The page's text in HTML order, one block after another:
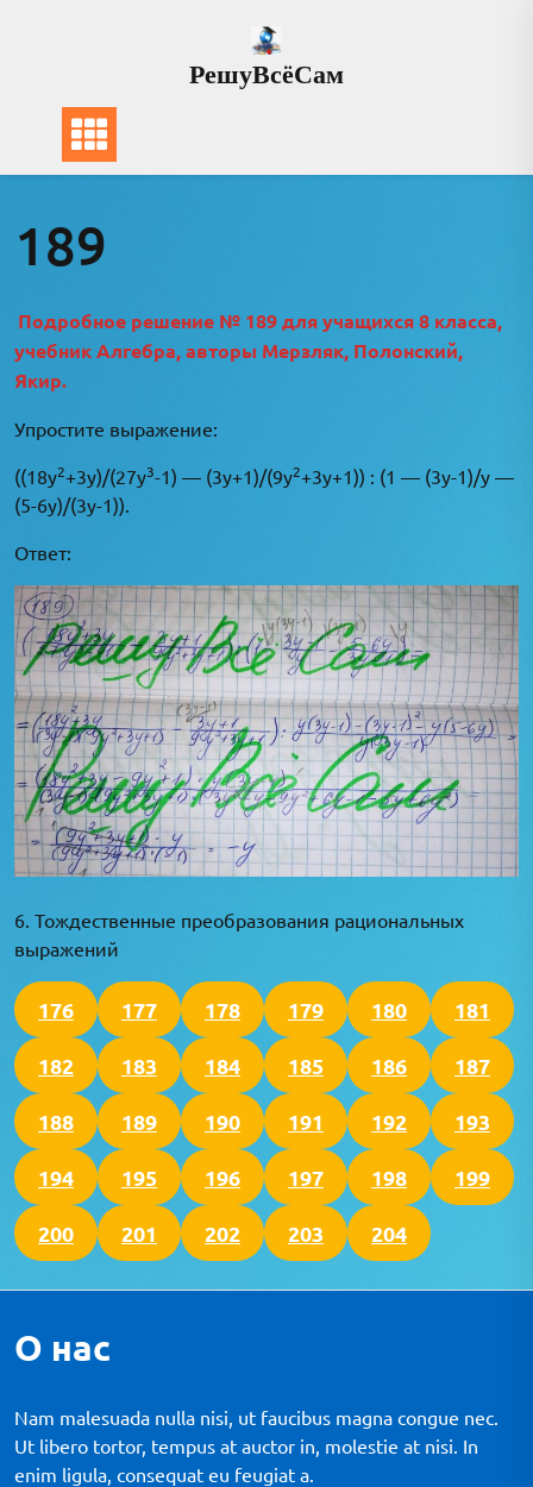
РешуВсёСам
189
Подробное решение № 189 для учащихся 8 класса,
учебник Алгебра, авторы Мерзляк, Полонский,
Якир.
Упростите выражение:
((18y2+3y)/(27y3-1) — (3y+1)/(9y2+3y+1)) : (1 — (3y-1)/y —
(5-6y)/(3y-1)).
Ответ:
6. Тождественные преобразования рациональных
выражений
176 177 178 179 180 181
182 183 184 185 186 187
188 189 190 191 192 193
194 195 196 197 198 199
200 201 202 203 204
О нас
Nam malesuada nulla nisi, ut faucibus magna congue nec.
Ut libero tortor, tempus at auctor in, molestie at nisi. In
enim ligula, consequat eu feugiat a.